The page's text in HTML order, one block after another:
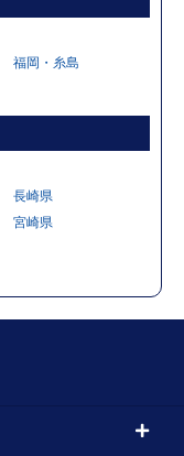
福岡・糸島
長崎県
宮崎県